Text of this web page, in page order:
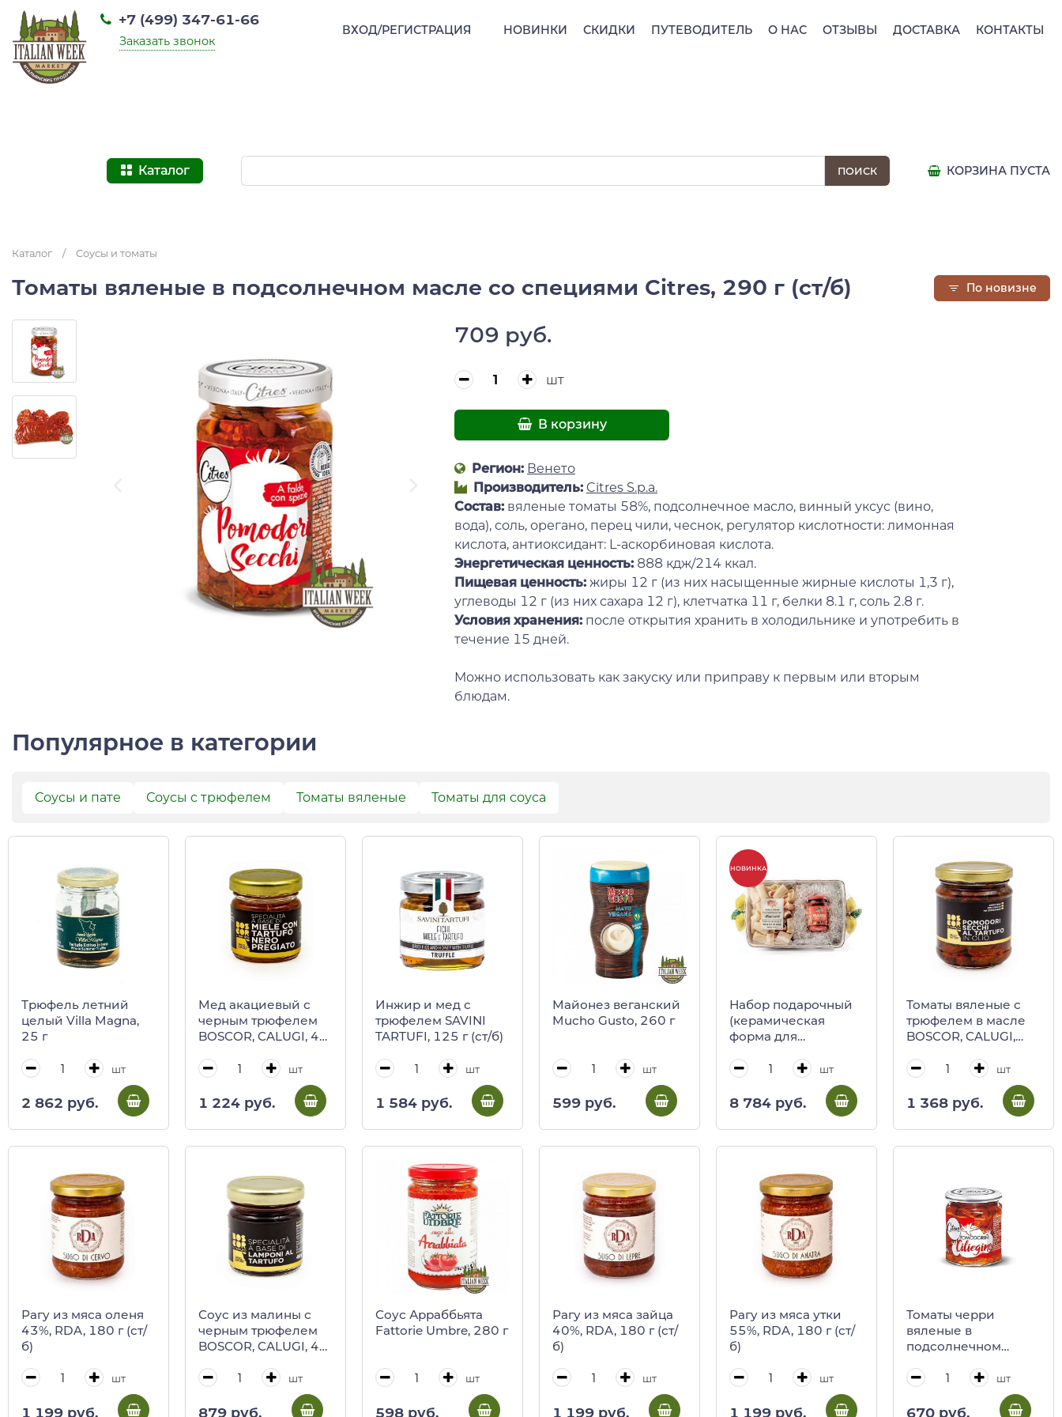
НОВИНКИ СКИДКИ ПУТЕВОДИТЕЛЬ О НАС ОТЗЫВЫ ДОСТАВКА КОНТАКТЫ
+7 (499) 347-61-66
Заказать звонок
ВХОД/РЕГИСТРАЦИЯ
Каталог КОРЗИНА ПУСТА
Каталог / Соусы и томаты
Томаты вяленые в подсолнечном масле со специями Citres, 290 г (ст/б)
709 руб.
шт
В корзину
Регион: Венето
Производитель: Citres S.p.a.
Состав: вяленые томаты 58%, подсолнечное масло, винный уксус (вино,
вода), соль, орегано, перец чили, чеснок, регулятор кислотности: лимонная
кислота, антиоксидант: L-аскорбиновая кислота.
Энергетическая ценность: 888 кдж/214 ккал.
Пищевая ценность: жиры 12 г (из них насыщенные жирные кислоты 1,3 г),
углеводы 12 г (из них сахара 12 г), клетчатка 11 г, белки 8.1 г, cоль 2.8 г.
Условия хранения: после открытия хранить в холодильнике и употребить в
течение 15 дней.
Можно использовать как закуску или приправу к первым или вторым
блюдам.
Популярное в категории
По новизне
Соусы и пате Соусы с трюфелем Томаты вяленые Томаты для соуса
Трюфель летний
целый Villa Magna,
25 г
шт
2 862 руб.
Мед акациевый с
черным трюфелем
BOSCOR, CALUGI, 40
шт
1 224 руб.
Инжир и мед с
трюфелем SAVINI
TARTUFI, 125 г (ст/б)
шт
1 584 руб.
Майонез веганский
Mucho Gusto, 260 г
шт
599 руб.
НОВИНКА
Набор подарочный
(керамическая
форма для
лимонами, соус по-
неапольски, паста
паккари)
шт
8 784 руб.
Томаты вяленые с
трюфелем в масле
BOSCOR, CALUGI,
шт
1 368 руб.
Рагу из мяса оленя
43%, RDA, 180 г (ст/
б)
шт
1 199 руб.
Соус из малины с
черным трюфелем
BOSCOR, CALUGI, 40
шт
879 руб.
Соус Арраббьята
Fattorie Umbre, 280 г
шт
598 руб.
Рагу из мяса зайца
40%, RDA, 180 г (ст/
б)
шт
1 199 руб.
Рагу из мяса утки
55%, RDA, 180 г (ст/
б)
шт
1 199 руб.
Томаты черри
вяленые в
подсолнечном
(ст/б)
шт
670 руб.